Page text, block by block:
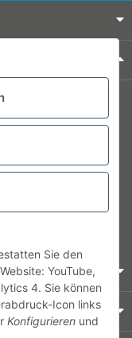
Sie den
YouTube,
4. Sie können
Icon links
Konfigurieren und